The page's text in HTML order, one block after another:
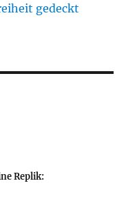
gedeckt
Replik: